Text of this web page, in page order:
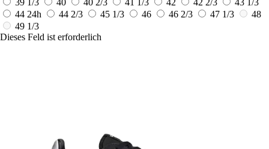
44 24h 44 2/3 45 1/3 46 46 2/3 47 1/3
48
49 1/3
Dieses Feld ist erforderlich